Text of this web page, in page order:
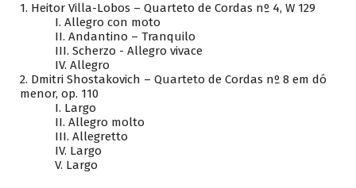
1. Heitor Villa-Lobos – Quarteto de Cordas nº 4, W 129
I. Allegro con moto
II. Andantino – Tranquilo
III. Scherzo - Allegro vivace
IV. Allegro
2. Dmitri Shostakovich – Quarteto de Cordas nº 8 em dó
menor, op. 110
I. Largo
II. Allegro molto
III. Allegretto
IV. Largo
V. Largo